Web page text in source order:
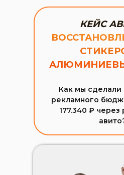
Как мы сделали
рекламного
177.340 ₽ через
КЕЙС